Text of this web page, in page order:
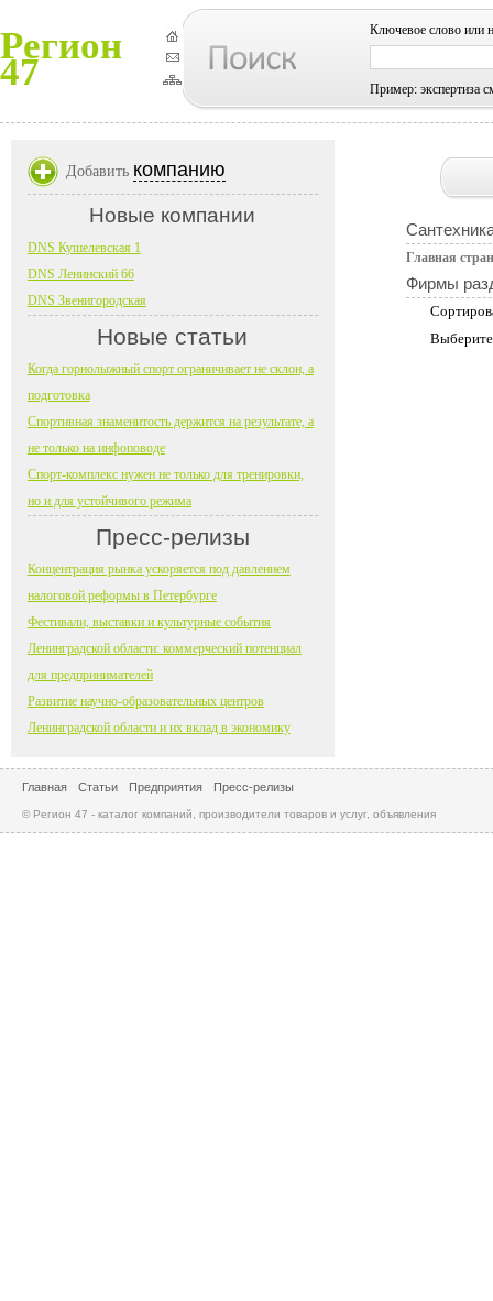
Регион
47
Ключевое слово или
Пример: экспертиза
Главная
Фирмы
Добавить компанию
Новые компании
DNS Кушелевская 1
DNS Ленинский 66
DNS Звенигородская
Новые статьи
Когда горнолыжный спорт ограничивает не склон, а
подготовка
Спортивная знаменитость держится на результате, а
не только на инфоповоде
Спорт-комплекс нужен не только для тренировки,
но и для устойчивого режима
Пресс-релизы
Концентрация рынка ускоряется под давлением
налоговой реформы в Петербурге
Фестивали, выставки и культурные события
Ленинградской области: коммерческий потенциал
для предпринимателей
Развитие научно-образовательных центров
Ленинградской области и их вклад в экономику
Главная Статьи Предприятия Пресс-релизы
© Регион 47 - каталог компаний, производители товаров и услуг, объявления